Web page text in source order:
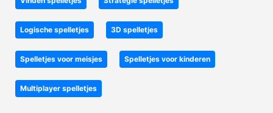
Logische spelletjes 3D spelletjes
Spelletjes voor meisjes Spelletjes voor kinderen
Multiplayer spelletjes